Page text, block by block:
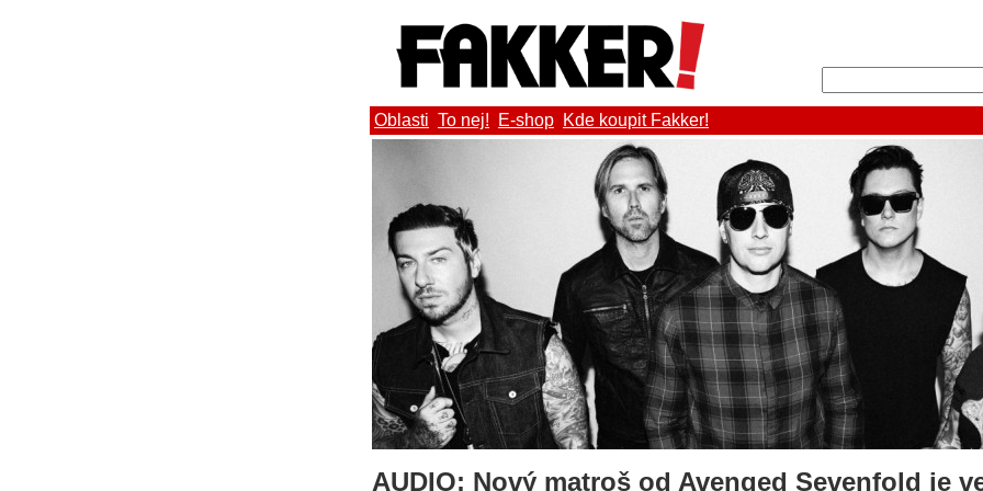
Oblasti To nej! E-shop Kde koupit Fakker!
AUDIO: Nový matroš od Avenged Sevenfold je